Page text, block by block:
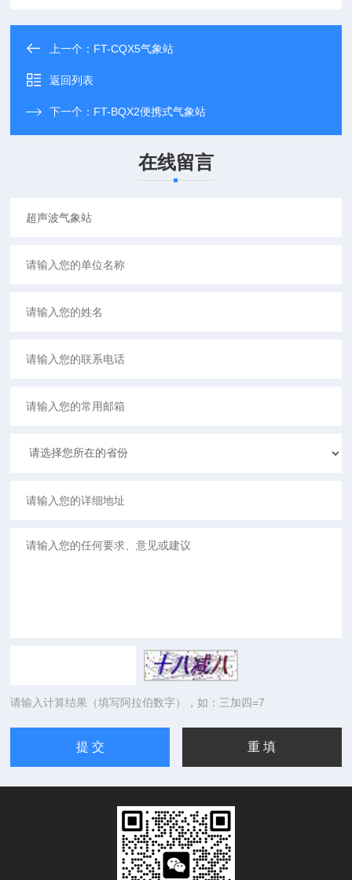
上一个： FT-CQX5气象站
返回列表
下一个： FT-BQX2便携式气象站
在线留言
请输入计算结果（填写阿拉伯数字），如：三加四=7